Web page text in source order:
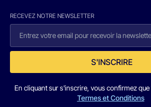
RECEVEZ NOTRE NEWSLETTER
S'INSCRIRE
En cliquant sur s'inscrire, vous confirmez
Termes et Conditions